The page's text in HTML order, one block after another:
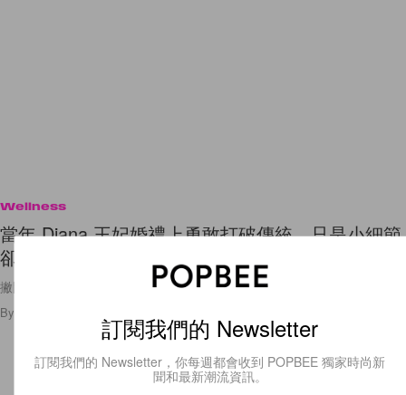
Wellness
當年 Diana 王妃婚禮上勇敢打破傳統，只是小細節
卻為女生們上了一課
撇開外在的美貌還有那絕佳的品味，Princess Diana
By 訂閱我們的 Newsletter
訂閱我們的 Newsletter，你每週都會收到 POPBEE 獨家時尚新
聞和最新潮流資訊。